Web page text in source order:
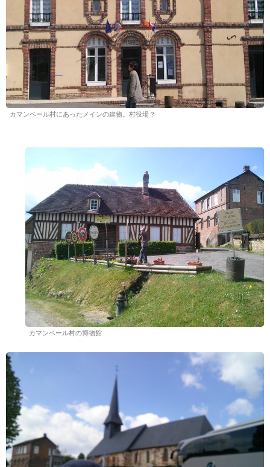
カマンベール村にあったメインの建物。村役場？
カマンベール村の博物館